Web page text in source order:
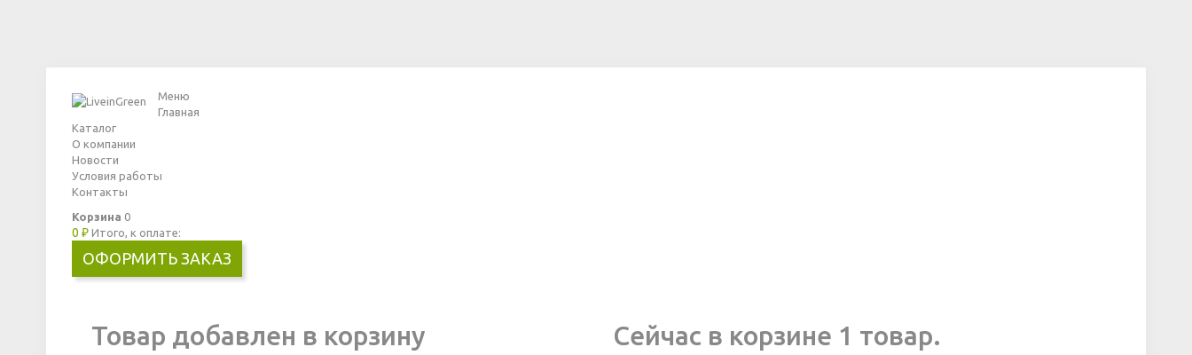
Меню
Главная
Каталог
О компании
Новости
Условия работы
Контакты
Корзина 0
0 ₽ Итого, к оплате:
ОФОРМИТЬ ЗАКАЗ
Товар добавлен в корзину Сейчас в корзине 1 товар.